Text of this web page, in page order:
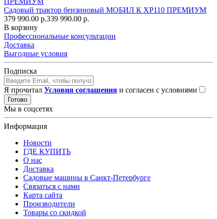
Садовый трактор бензиновый МОБИЛ К XP110 ПРЕМИУМ
379 990.00 р.339 990.00 р.
В корзину
Профессиональные консультации
Доставка
Выгодные условия
Подписка
Я прочитал Условия соглашения и согласен с условиями
Готово
Мы в соцсетях
Информация
Новости
ГДЕ КУПИТЬ
О нас
Доставка
Садовые машины в Санкт-Петербурге
Связаться с нами
Карта сайта
Производители
Товары со скидкой